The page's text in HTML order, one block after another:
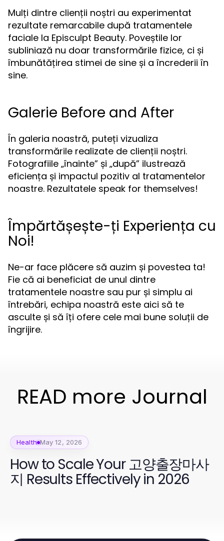
Mulți dintre clienții noștri au experimentat
rezultate remarcabile după tratamentele
faciale la Episculpt Beauty. Poveștile lor
subliniază nu doar transformările fizice, ci și
îmbunătățirea stimei de sine și a încrederii în
sine.
Galerie Before and After
În galeria noastră, puteți vizualiza
transformările realizate de clienții noștri.
Fotografiile „înainte” și „după” ilustrează
eficiența și impactul pozitiv al tratamentelor
noastre. Rezultatele speak for themselves!
Împărtășește-ți Experiența cu
Noi!
Ne-ar face plăcere să auzim și povestea ta!
Fie că ai beneficiat de unul dintre
tratamentele noastre sau pur și simplu ai
întrebări, echipa noastră este aici să te
asculte și să îți ofere cele mai bune soluții de
îngrijire.
READ more Journal
Health May 12, 2026
How to Scale Your 고양출장마사
지 Results Effectively in 2026